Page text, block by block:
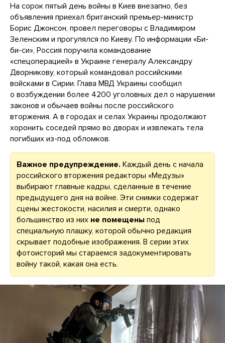
На сорок пятый день войны в Киев внезапно, без
объявления приехал британский премьер-министр
Борис Джонсон, провел переговоры с Владимиром
Зеленским и прогулялся по Киеву. По информации «Би-
би-си», Россия поручила командование
«спецоперацией» в Украине генералу Александру
Дворникову, который командовал российскими
войсками в Сирии. Глава МВД Украины сообщил
о возбуждении более 4200 уголовных дел о нарушении
законов и обычаев войны после российского
вторжения. А в городах и селах Украины продолжают
хоронить соседей прямо во дворах и извлекать тела
погибших из-под обломков.
Важное предупреждение. Каждый день с начала
российского вторжения редакторы «Медузы»
выбирают главные кадры, сделанные в течение
предыдущего дня на войне. Эти снимки содержат
сцены жестокости, насилия и смерти, однако
большинство из них не помещены под
специальную плашку, которой обычно редакция
скрывает подобные изображения. В серии этих
фотоисторий мы стараемся задокументировать
войну такой, какая она есть.